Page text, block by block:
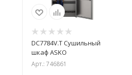
DC7784V.T Cушильный
шкаф ASKO
Арт.: 746861